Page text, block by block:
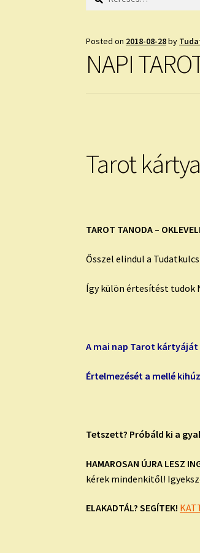
Posted on 2018-08-28by
NAPI
Tarot
TAROT TANODA –
Ősszel elindul a
Így külön értesítést tudok
A mai nap Tarot kártyáját
Értelmezését a mellé
Tetszett? Próbáld ki a
HAMAROSAN ÚJRA LESZ
kérek mindenkitől!
ELAKADTÁL? SEGÍTEK!